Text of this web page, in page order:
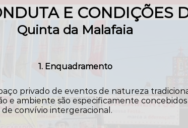
E JUNTAS DE FREGUESIA
E CONDIÇÕES
Quinta da Malafaia
1. Enquadramento
privado de eventos de natureza
e ambiente são especificamente concebidos
convívio intergeracional.